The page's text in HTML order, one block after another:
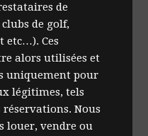
de
de golf,
etc…). Ces
alors utilisées et
uniquement pour
légitimes, tels
Nous
louer, vendre ou